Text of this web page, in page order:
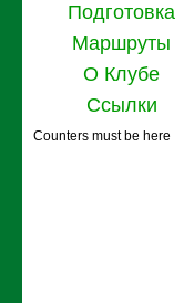
Подготовка
Маршруты
О Клубе
Ссылки
Counters must be here